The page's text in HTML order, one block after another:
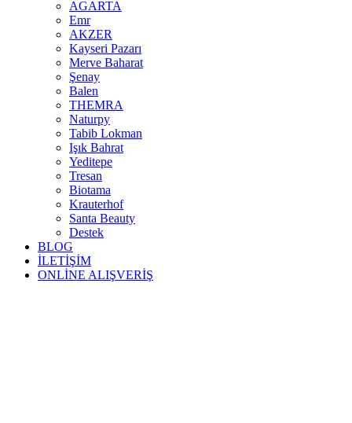
AGARTA
Emr
AKZER
Kayseri Pazarı
Merve Baharat
Şenay
Balen
THEMRA
Naturpy
Tabib Lokman
Işık Bahrat
Yeditepe
Tresan
Biotama
Krauterhof
Santa Beauty
Destek
BLOG
İLETİŞİM
ONLİNE ALIŞVERİŞ